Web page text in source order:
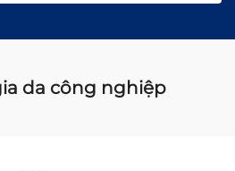
da công nghiệp